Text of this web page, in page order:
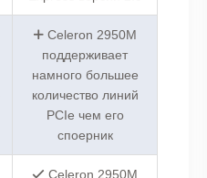
Celeron 2950M
поддерживает
намного большее
количество линий
PCIe чем его
споерник
Celeron 2950M